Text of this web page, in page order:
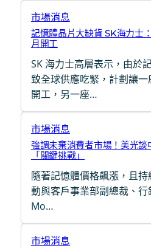
市場消息
記憶體晶片大缺貨 SK海力士
月開工
SK 海力士高層表示，由於
致全球供應吃緊，計劃讓
開工，另一座…
市場消息
強調未棄消費者市場！美光
「關鍵挑戰」
隨著記憶體價格飆漲，且
動與客戶事業部副總裁、
Mo…
市場消息